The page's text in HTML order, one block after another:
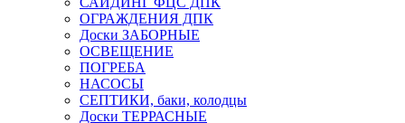
ОГРАЖДЕНИЯ ДПК
Доски ЗАБОРНЫЕ
ОСВЕЩЕНИЕ
ПОГРЕБА
НАСОСЫ
СЕПТИКИ, баки, колодцы
Доски ТЕРРАСНЫЕ